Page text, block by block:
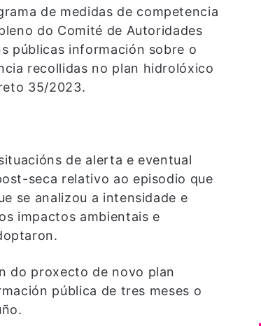
de medidas de competencia
do Comité de Autoridades
públicas información sobre o
recollidas no plan hidrolóxico
35/2023.
de alerta e eventual
seca relativo ao episodio que
se analizou a intensidade e
impactos ambientais e
do proxecto de novo plan
pública de tres meses o